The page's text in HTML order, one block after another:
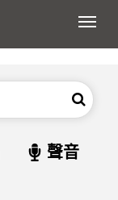
展
搜尋
聲音